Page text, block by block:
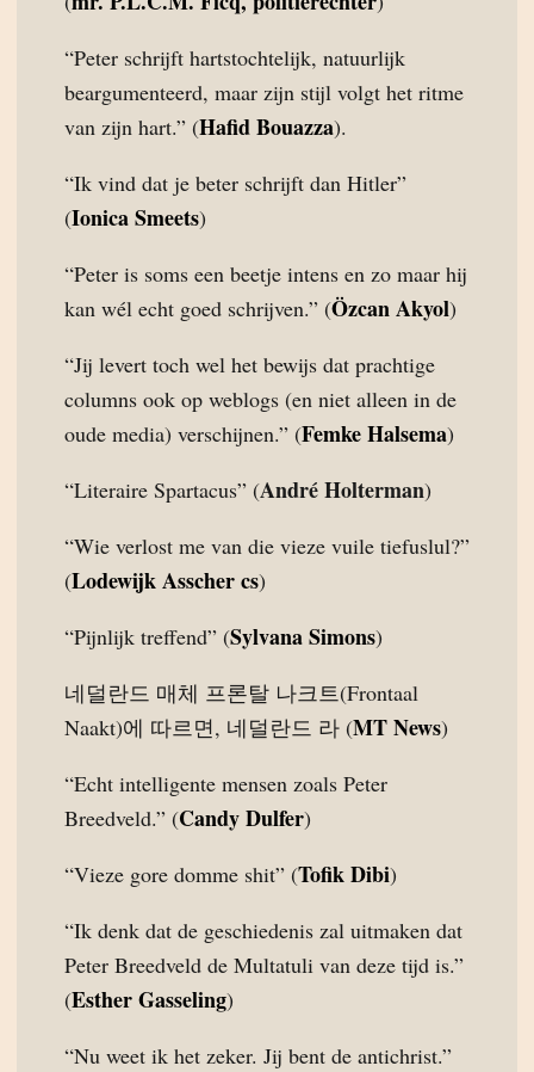
“Peter schrijft hartstochtelijk, natuurlijk
beargumenteerd, maar zijn stijl volgt het ritme
van zijn hart.” (Hafid Bouazza).
“Ik vind dat je beter schrijft dan Hitler”
(Ionica Smeets)
“Peter is soms een beetje intens en zo maar hij
kan wél echt goed schrijven.” (Özcan Akyol)
“Jij levert toch wel het bewijs dat prachtige
columns ook op weblogs (en niet alleen in de
oude media) verschijnen.” (Femke Halsema)
“Literaire Spartacus” (André Holterman)
“Wie verlost me van die vieze vuile tiefuslul?”
(Lodewijk Asscher cs)
“Pijnlijk treffend” (Sylvana Simons)
네덜란드 매체 프론탈 나크트(Frontaal
Naakt)에 따르면, 네덜란드 라 (MT News)
“Echt intelligente mensen zoals Peter
Breedveld.” (Candy Dulfer)
“Vieze gore domme shit” (Tofik Dibi)
“Ik denk dat de geschiedenis zal uitmaken dat
Peter Breedveld de Multatuli van deze tijd is.”
(Esther Gasseling)
“Nu weet ik het zeker. Jij bent de antichrist.”